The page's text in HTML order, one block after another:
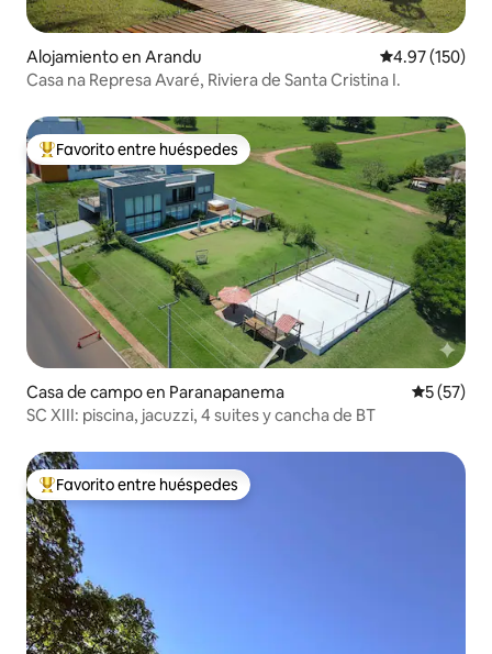
Alojamiento en Arandu Calificación
4.97 (150)
Casa na Represa Avaré, Riviera de Santa Cristina I.
Favorito entre huéspedes preferido
Favorito entre huéspedes
Casa de campo en Paranapanema
5 (57)
SC XIII: piscina, jacuzzi, 4 suites y cancha de BT
Favorito entre huéspedes preferido
Favorito entre huéspedes